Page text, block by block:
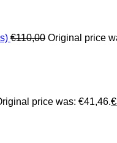
€110,00 Original price
price was: €41,46.€